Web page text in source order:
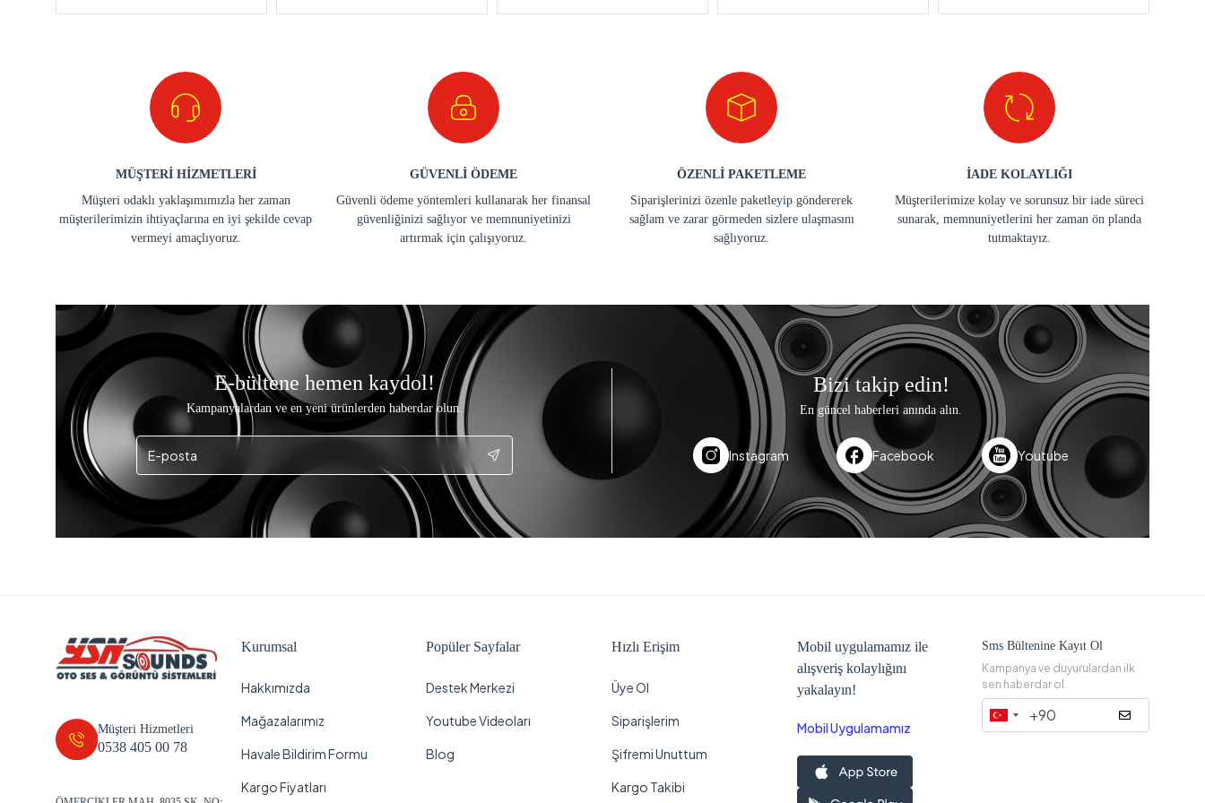
MÜŞTERİ HİZMETLERİ
Müşteri odaklı yaklaşımımızla her zaman
müşterilerimizin ihtiyaçlarına en iyi şekilde cevap
vermeyi amaçlıyoruz.
GÜVENLİ ÖDEME
Güvenli ödeme yöntemleri kullanarak her finansal
güvenliğinizi sağlıyor ve memnuniyetinizi
artırmak için çalışıyoruz.
ÖZENLİ PAKETLEME
Siparişlerinizi özenle paketleyip göndererek
sağlam ve zarar görmeden sizlere ulaşmasını
sağlıyoruz.
İADE KOLAYLIĞI
Müşterilerimize kolay ve sorunsuz bir iade süreci
sunarak, memnuniyetlerini her zaman ön planda
tutmaktayız.
E-bültene hemen kaydol!
Kampanyalardan ve en yeni ürünlerden haberdar olun.
Bizi takip edin!
En güncel haberleri anında alın.
Instagram Facebook Youtube
Müşteri Hizmetleri
0538 405 00 78
Kurumsal
Hakkımızda
Mağazalarımız
Havale Bildirim Formu
Kargo Fiyatları
Popüler Sayfalar
Destek Merkezi
Youtube Videoları
Blog
Hızlı Erişim
Üye Ol
Siparişlerim
Şifremi Unuttum
Kargo Takibi
Mobil uygulamamız ile
alışveriş kolaylığını
yakalayın!
Mobil Uygulamamız
Sms Bültenine Kayıt Ol
Kampanya ve duyurulardan ilk
sen haberdar ol.